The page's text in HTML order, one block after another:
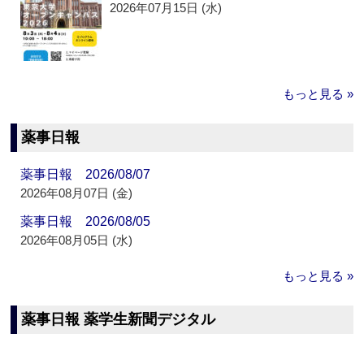
2026年07月15日 (水)
もっと見る »
薬事日報
薬事日報 2026/08/07
2026年08月07日 (金)
薬事日報 2026/08/05
2026年08月05日 (水)
もっと見る »
薬事日報 薬学生新聞デジタル